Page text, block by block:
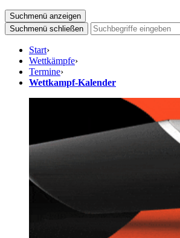
Suchmenü anzeigen
Suchmenü schließen
Start›
Wettkämpfe›
Termine›
Wettkampf-Kalender